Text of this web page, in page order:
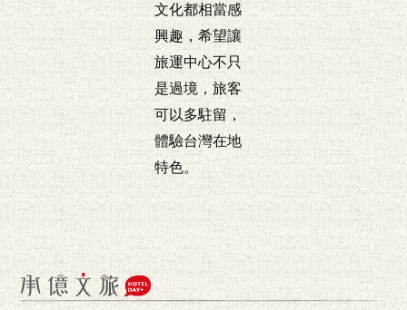
文化都相當感
興趣，希望讓
旅運中心不只
是過境，旅客
可以多駐留，
體驗台灣在地
特色。